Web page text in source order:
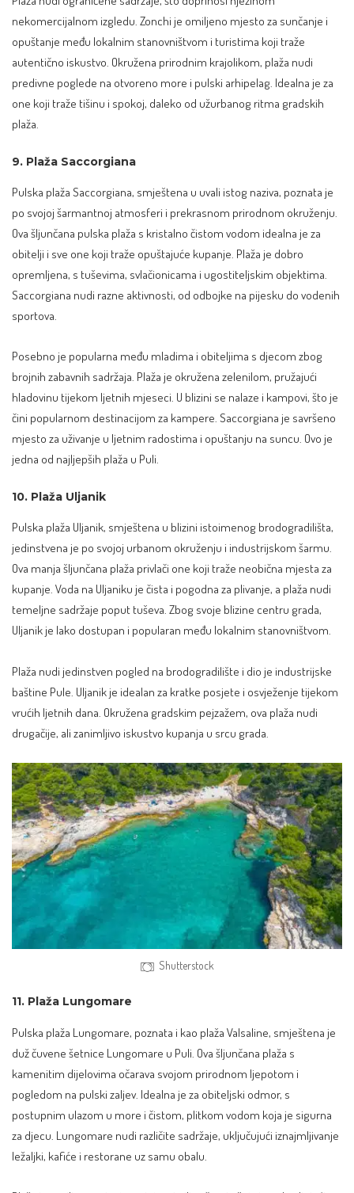
nekomercijalnom izgledu. Zonchi je omiljeno mjesto za sunčanje i
opuštanje među lokalnim stanovništvom i turistima koji traže
autentično iskustvo. Okružena prirodnim krajolikom, plaža nudi
predivne poglede na otvoreno more i pulski arhipelag. Idealna je za
one koji traže tišinu i spokoj, daleko od užurbanog ritma gradskih
plaža.
9. Plaža Saccorgiana
Pulska plaža Saccorgiana, smještena u uvali istog naziva, poznata je
po svojoj šarmantnoj atmosferi i prekrasnom prirodnom okruženju.
Ova šljunčana pulska plaža s kristalno čistom vodom idealna je za
obitelji i sve one koji traže opuštajuće kupanje. Plaža je dobro
opremljena, s tuševima, svlačionicama i ugostiteljskim objektima.
Saccorgiana nudi razne aktivnosti, od odbojke na pijesku do vodenih
sportova.
Posebno je popularna među mladima i obiteljima s djecom zbog
brojnih zabavnih sadržaja. Plaža je okružena zelenilom, pružajući
hladovinu tijekom ljetnih mjeseci. U blizini se nalaze i kampovi, što je
čini popularnom destinacijom za kampere. Saccorgiana je savršeno
mjesto za uživanje u ljetnim radostima i opuštanju na suncu. Ovo je
jedna od najljepših plaža u Puli.
10. Plaža Uljanik
Pulska plaža Uljanik, smještena u blizini istoimenog brodogradilišta,
jedinstvena je po svojoj urbanom okruženju i industrijskom šarmu.
Ova manja šljunčana plaža privlači one koji traže neobična mjesta za
kupanje. Voda na Uljaniku je čista i pogodna za plivanje, a plaža nudi
temeljne sadržaje poput tuševa. Zbog svoje blizine centru grada,
Uljanik je lako dostupan i popularan među lokalnim stanovništvom.
Plaža nudi jedinstven pogled na brodogradilište i dio je industrijske
baštine Pule. Uljanik je idealan za kratke posjete i osvježenje tijekom
vrućih ljetnih dana. Okružena gradskim pejzažem, ova plaža nudi
drugačije, ali zanimljivo iskustvo kupanja u srcu grada.
Shutterstock
11. Plaža Lungomare
Pulska plaža Lungomare, poznata i kao plaža Valsaline, smještena je
duž čuvene šetnice Lungomare u Puli. Ova šljunčana plaža s
kamenitim dijelovima očarava svojom prirodnom ljepotom i
pogledom na pulski zaljev. Idealna je za obiteljski odmor, s
postupnim ulazom u more i čistom, plitkom vodom koja je sigurna
za djecu. Lungomare nudi različite sadržaje, uključujući iznajmljivanje
ležaljki, kafiće i restorane uz samu obalu.